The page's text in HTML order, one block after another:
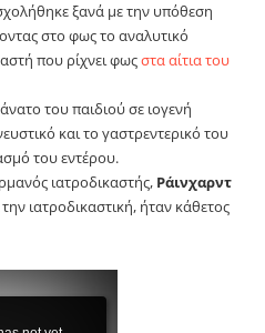
ξανά με την υπόθεση
στο φως το αναλυτικό
που ρίχνει φωςστα αίτια του
του παιδιού σε ιογενή
και το γαστρεντερικό του
του εντέρου.
ιατροδικαστής, Ράινχαρντ
ιατροδικαστική, ήταν κάθετος